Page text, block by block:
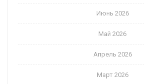
Июнь 2026
Май 2026
Апрель 2026
Март 2026